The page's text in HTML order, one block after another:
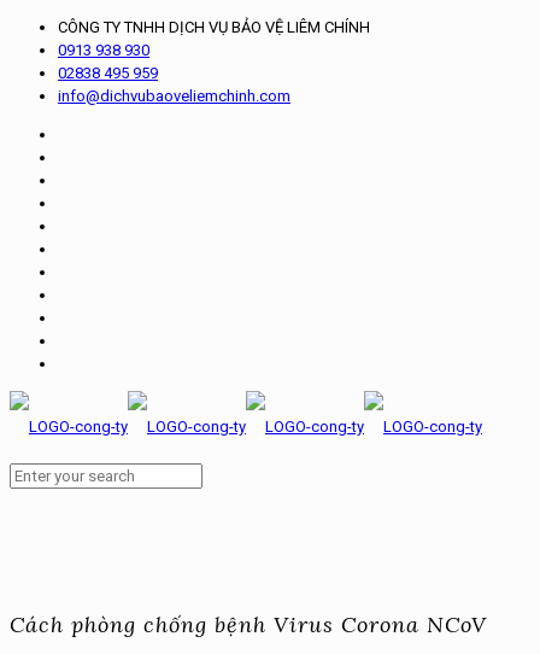
CÔNG TY TNHH DỊCH VỤ BẢO VỆ LIÊM CHÍNH
0913 938 930
02838 495 959
info@dichvubaoveliemchinh.com
Cách phòng chống bệnh Virus Corona NCoV